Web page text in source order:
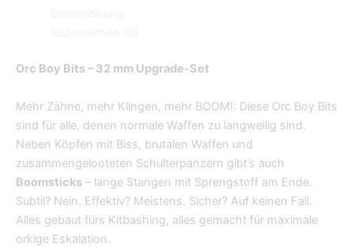
Orc Boy Bits – 32 mm Upgrade-Set
Mehr Zähne, mehr Klingen, mehr BOOM!: Diese Orc Boy Bits
sind für alle, denen normale Waffen zu langweilig sind.
Neben Köpfen mit Biss, brutalen Waffen und
zusammengelooteten Schulterpanzern gibt’s auch
Boomsticks – lange Stangen mit Sprengstoff am Ende.
Subtil? Nein. Effektiv? Meistens. Sicher? Auf keinen Fall.
Alles gebaut fürs Kitbashing, alles gemacht für maximale
orkige Eskalation.